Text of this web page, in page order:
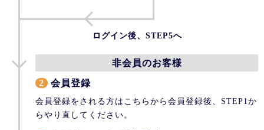
ログイン後、STEP5へ
非会員のお客様
2
会員登録
会員登録をされる方はこちらから会員登録後、STEP1か
らやり直してください。